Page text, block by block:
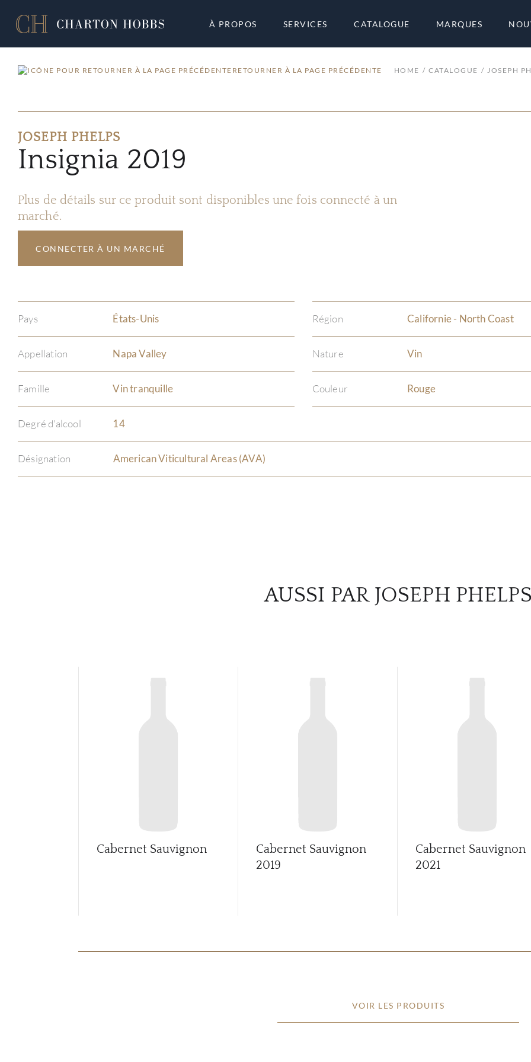
À PROPOS SERVICES CATALOGUE MARQUES
RETOURNER À LA PAGE PRÉCÉDENTE HOME CATALOGUE JOSEPH
JOSEPH PHELPS
Insignia 2019
Plus de détails sur ce produit sont disponibles une fois connecté à un
marché.
CONNECTER À UN MARCHÉ
Pays États-Unis Région Californie - North Coast
Appellation Napa Valley Nature Vin
Famille Vin tranquille Couleur Rouge
Degré d'alcool 14
Désignation American Viticultural Areas (AVA)
AUSSI PAR JOSEPH PHELPS
Cabernet Sauvignon
Cabernet Sauvignon
2019
Cabernet Sauvignon
2021
VOIR LES PRODUITS